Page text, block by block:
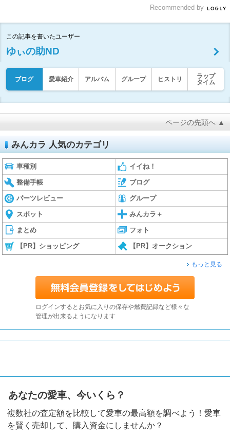
Recommended by
この記事を書いたユーザー
ゆぃの助ND
ブログ 愛車紹介 アルバム グループ ヒストリ
ラップ
タイム
ページの先頭へ ▲
みんカラ 人気のカテゴリ
車種別 イイね！
整備手帳 ブログ
パーツレビュー グループ
スポット みんカラ＋
まとめ フォト
【PR】ショッピング 【PR】オークション
もっと見る
ログインするとお気に入りの保存や燃費記録など様々な
管理が出来るようになります
あなたの愛車、今いくら？
複数社の査定額を比較して愛車の最高額を調べよう！愛車
を賢く売却して、購入資金にしませんか？